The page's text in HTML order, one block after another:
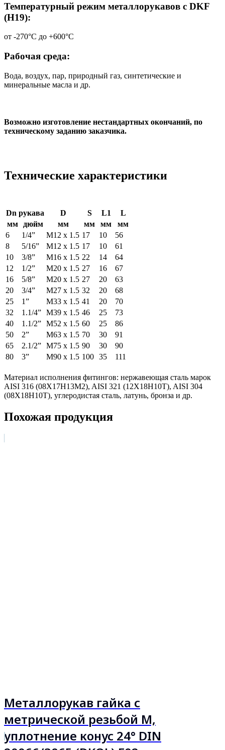
Температурный режим металлорукавов с DKF
(Н19):
от -270°С до +600°С
Рабочая среда:
Вода, воздух, пар, природный газ, синтетические и
минеральные масла и др.
Возможно изготовление нестандартных окончаний, по
техническому заданию заказчика.
Технические характеристики
Dnрукава D S L1
L
мм дюйм мм мм мм
мм
6
1/4” М12 х 1.5 17 10
56
8
5/16” М12 х 1.5 17 10
61
10
3/8” М16 х 1.5 22 14
64
12
1/2” М20 х 1.5 27 16
67
16
5/8” М20 х 1.5 27 20
63
20
3/4” М27 х 1.5 32 20
68
25
1” М33 х 1.5 41 20
70
32
1.1/4” М39 х 1.5 46 25
73
40
1.1/2” М52 х 1.5 60 25
86
50
2” М63 х 1.5 70 30
91
65
2.1/2” М75 х 1.5 90 30
90
80
3” М90 х 1.5 100 35 111
Материал исполнения фитингов: нержавеющая сталь марок
AISI 316 (08Х17Н13М2), AISI 321 (12Х18Н10Т), AISI 304
(08Х18Н10Т), углеродистая сталь, латунь, бронза и др.
Похожая продукция
Металлорукав гайка с
метрической резьбой М,
уплотнение конус 24° DIN